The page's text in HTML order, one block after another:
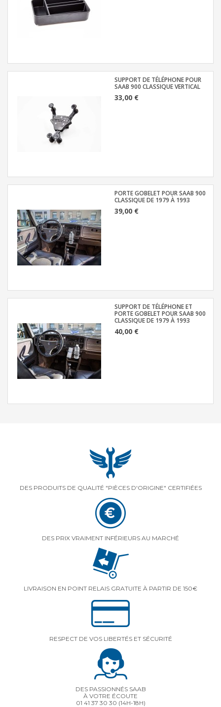
SUPPORT DE TÉLÉPHONE POUR
SAAB 900 CLASSIQUE VERTICAL
33,00 €
PORTE GOBELET POUR SAAB 900
CLASSIQUE DE 1979 À 1993
39,00 €
SUPPORT DE TÉLÉPHONE ET
PORTE GOBELET POUR SAAB 900
CLASSIQUE DE 1979 À 1993
40,00 €
DES PRODUITS DE QUALITÉ "PIÈCES D'ORIGINE" CERTIFIÉES
DES PRIX VRAIMENT INFÉRIEURS AU MARCHÉ
LIVRAISON EN POINT RELAIS GRATUITE À PARTIR DE 150€
RESPECT DE VOS LIBERTÉS ET SÉCURITÉ
DES PASSIONNÉS SAAB
À VOTRE ÉCOUTE
01 41 37 30 30 (14H-18H)